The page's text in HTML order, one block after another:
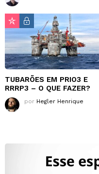
TUBARÕES EM PRIO3 E
RRRP3 – O QUE FAZER?
por Hegler Henrique